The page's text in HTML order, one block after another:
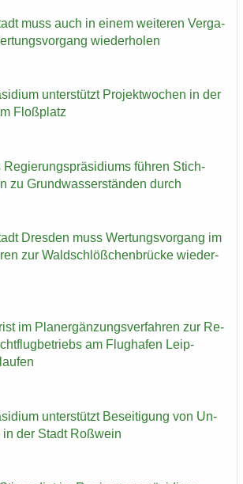
muss auch in einem wei­te­ren Ver­ga­
wie­der­ho­len
un­ter­stützt Pro­jekt­wo­chen in der
Floß­platz
Re­gie­rungs­prä­si­di­ums füh­ren Stich­
zu Grund­was­ser­stän­den durch
Dres­den muss Wer­tungs­vor­gang im
zur Wald­schlöß­chen­brü­cke wie­der­
im Planer­gän­zungs­ver­fah­ren zur Re­
am Flug­ha­fen Leip­
un­ter­stützt Be­sei­ti­gung von Un­
der Stadt Roß­wein